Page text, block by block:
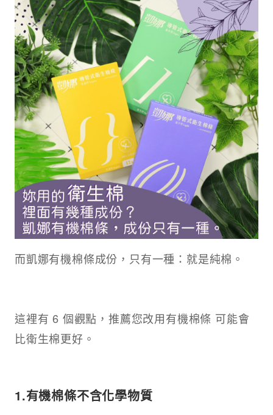
而凱娜有機棉條成份，只有一種：就是純棉。​
這裡有 6 個觀點，推薦您改用有機棉條 可能會
比衛生棉更好。​
1.有機棉條不含化學物質​